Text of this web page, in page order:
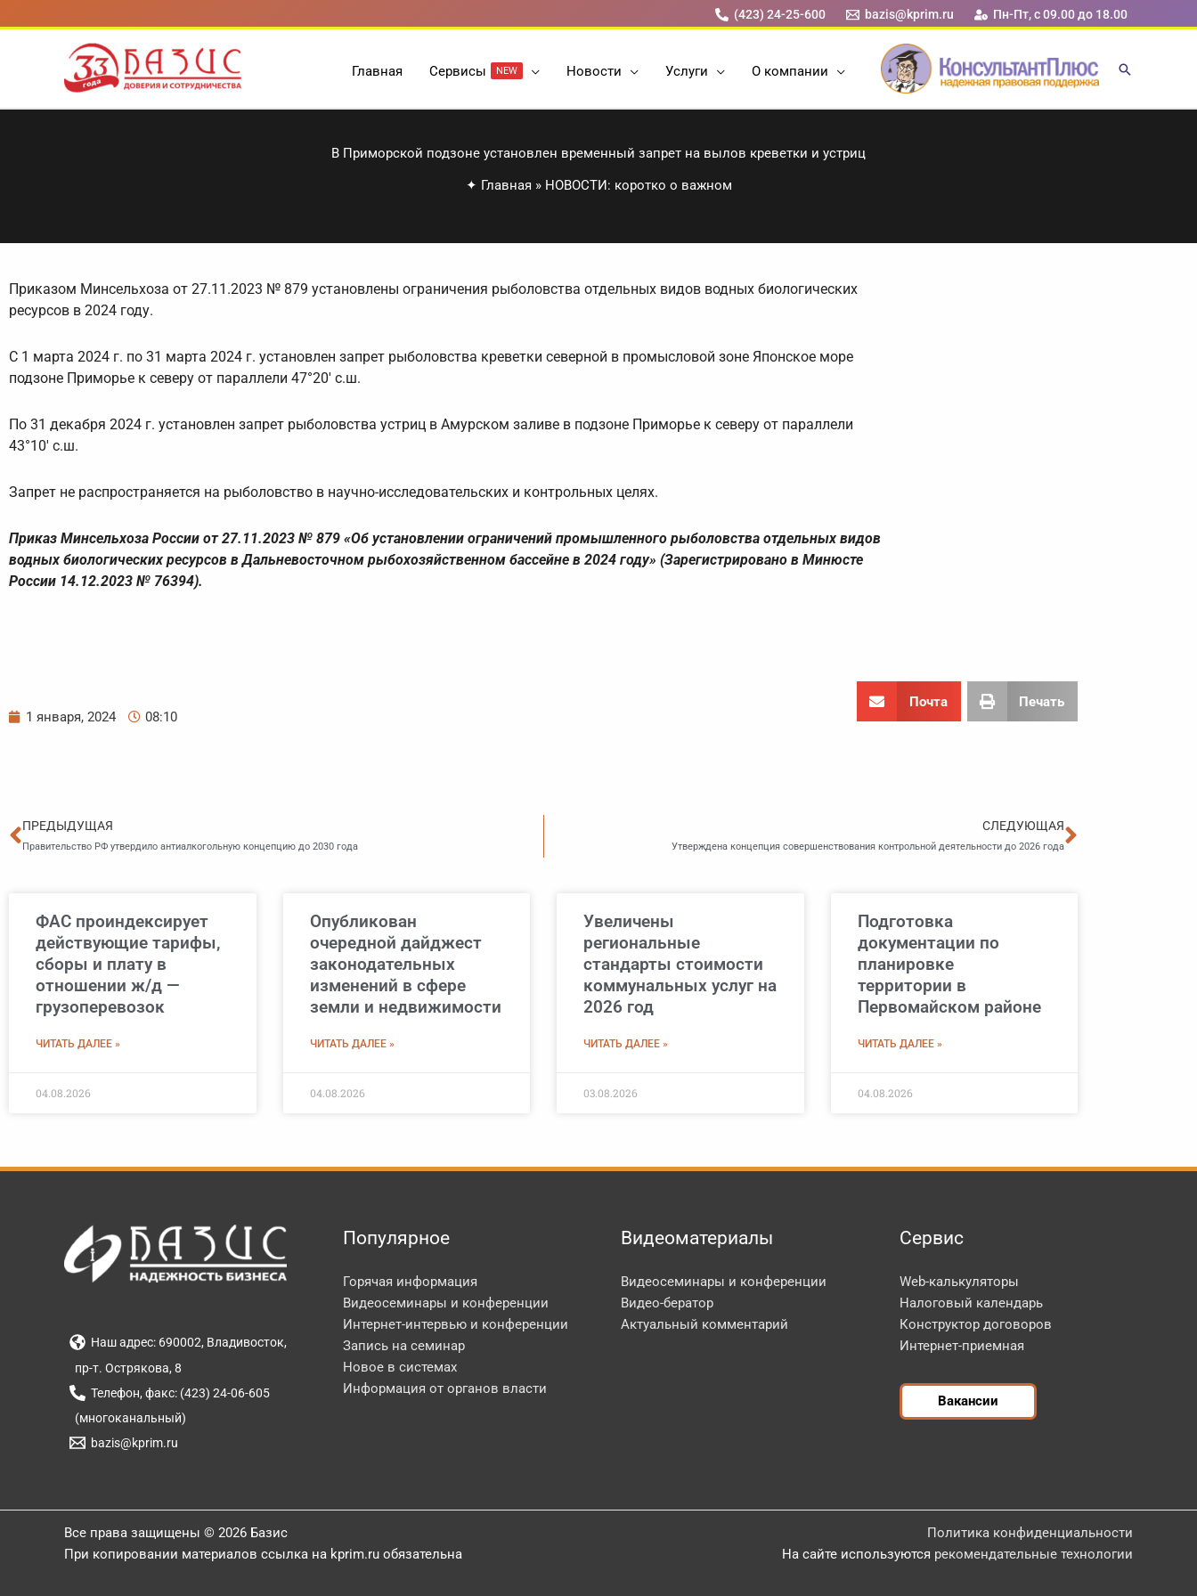
к
содержимому
(423) 24-25-600 bazis@kprim.ru Пн-Пт, с 09.00 до 18.00
Главная Cервисы NEW Новости Услуги О компании
В Приморской подзоне установлен временный запрет на вылов креветки и устриц
✦ Главная » НОВОСТИ: коротко о важном
Приказом Минсельхоза от 27.11.2023 № 879 установлены ограничения рыболовства отдельных видов водных биологических
ресурсов в 2024 году.
С 1 марта 2024 г. по 31 марта 2024 г. установлен запрет рыболовства креветки северной в промысловой зоне Японское море
подзоне Приморье к северу от параллели 47°20′ с.ш.
По 31 декабря 2024 г. установлен запрет рыболовства устриц в Амурском заливе в подзоне Приморье к северу от параллели
43°10′ с.ш.
Запрет не распространяется на рыболовство в научно-исследовательских и контрольных целях.
Приказ Минсельхоза России от 27.11.2023 № 879 «Об установлении ограничений промышленного рыболовства отдельных видов
водных биологических ресурсов в Дальневосточном рыбохозяйственном бассейне в 2024 году» (Зарегистрировано в Минюсте
России 14.12.2023 № 76394).
1 января, 2024 08:10
Почта Печать
Пред
ПРЕДЫДУЩАЯ
Правительство РФ утвердило антиалкогольную концепцию до 2030 года
СЛЕДУЮЩАЯ
Утверждена концепция совершенствования контрольной деятельности до 2026 года
ФАС проиндексирует
действующие тарифы,
сборы и плату в
отношении ж/д —
грузоперевозок
ЧИТАТЬ ДАЛЕЕ »
04.08.2026
Опубликован
очередной дайджест
законодательных
изменений в сфере
земли и недвижимости
ЧИТАТЬ ДАЛЕЕ »
04.08.2026
Увеличены
региональные
стандарты стоимости
коммунальных услуг на
2026 год
ЧИТАТЬ ДАЛЕЕ »
03.08.2026
Подготовка
документации по
планировке
территории в
Первомайском районе
ЧИТАТЬ ДАЛЕЕ »
04.08.2026
Наш адрес: 690002, Владивосток,
пр-т. Острякова, 8
Телефон, факс: (423) 24-06-605
(многоканальный)
bazis@kprim.ru
Популярное
Горячая информация
Видеосеминары и конференции
Интернет-интервью и конференции
Запись на семинар
Новое в системах
Информация от органов власти
Видеоматериалы
Видеосеминары и конференции
Видео-бератор
Актуальный комментарий
Сервис
Web-калькуляторы
Налоговый календарь
Конструктор договоров
Интернет-приемная
Вакансии
Все права защищены © 2026 Базис
При копировании материалов ссылка на kprim.ru обязательна
Политика конфиденциальности
На сайте используются рекомендательные технологии